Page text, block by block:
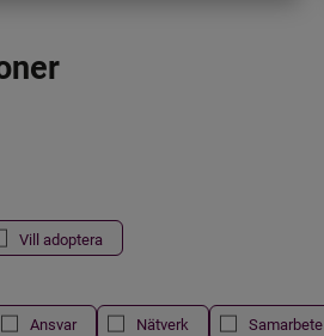
Vill adoptera
Ansvar Nätverk Samarbete